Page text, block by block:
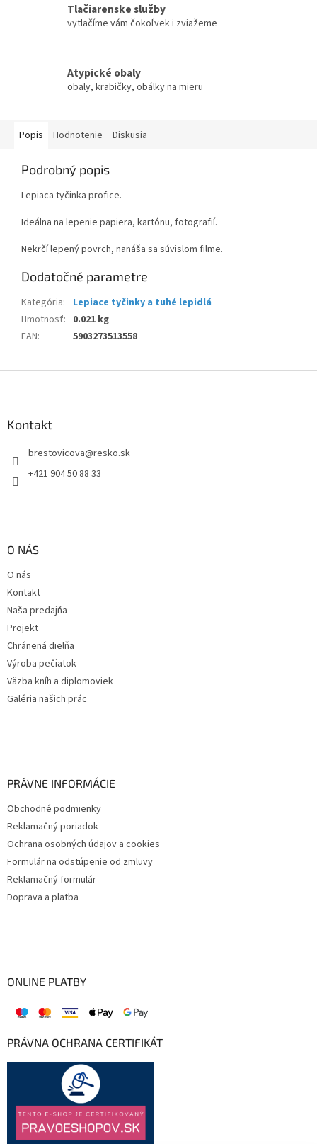
Tlačiarenske služby
vytlačíme vám čokoľvek i zviažeme
Atypické obaly
obaly, krabičky, obálky na mieru
Popis Hodnotenie Diskusia
Podrobný popis
Lepiaca tyčinka profice.
Ideálna na lepenie papiera, kartónu, fotografií.
Nekrčí lepený povrch, nanáša sa súvislom filme.
Dodatočné parametre
Kategória:
Lepiace tyčinky a tuhé lepidlá
Hmotnosť: 0.021 kg
EAN: 5903273513558
Kontakt
brestovicova@resko.sk
+421 904 50 88 33
O NÁS
O nás
Kontakt
Naša predajňa
Projekt
Chránená dielňa
Výroba pečiatok
Väzba kníh a diplomoviek
Galéria našich prác
PRÁVNE INFORMÁCIE
Obchodné podmienky
Reklamačný poriadok
Ochrana osobných údajov a cookies
Formulár na odstúpenie od zmluvy
Reklamačný formulár
Doprava a platba
ONLINE PLATBY
PRÁVNA OCHRANA CERTIFIKÁT